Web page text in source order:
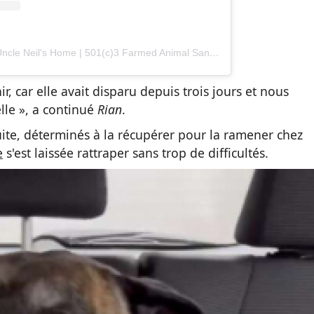
Une publication partagée par Uncle Neil's Home | 501(c)3 Farmed Animal Sanctuary Ⓥ (@uncleneilshome)
car elle avait disparu depuis trois jours et nous
», a continué Rian.
déterminés à la récupérer pour la ramener chez
s'est laissée rattraper sans trop de difficultés.